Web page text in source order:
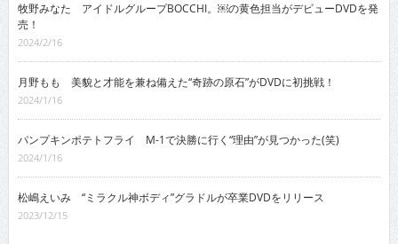
牧野みなた アイドルグループBOCCHI。￼の黄色担当がデビューDVDを発
売！
2024/2/16
月野もも 美貌と才能を兼ね備えた“奇跡の原石”がDVDに初挑戦！
2024/1/16
パンプキンポテトフライ M-1で決勝に行く“理由”が見つかった(笑)
2024/1/16
松嶋えいみ “ミラクル神ボディ”グラドルが卒業DVDをリリース
2023/12/15